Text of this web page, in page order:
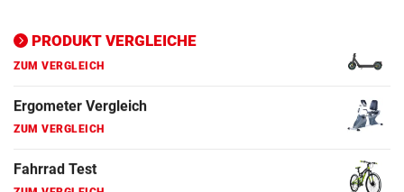
PRODUKT VERGLEICHE
ZUM VERGLEICH
Fahrrad Test
Fahrradanhänger Vergleich